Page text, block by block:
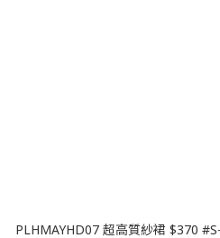
PLHMAYHD07 超高質紗裙 $370 #S-